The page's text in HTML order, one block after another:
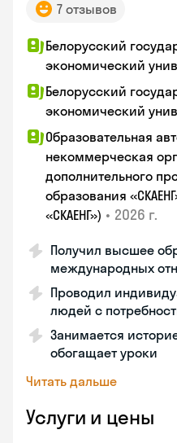
7 отзывов
Белорусский
экономический
Белорусский
экономический
Образовательная
некоммерческая
дополнительного
образования
«СКАЕНГ») • 2026 г.
Получил высшее
международных
Проводил
людей с
Занимается
обогащает уроки
Читать дальше
Услуги и цены